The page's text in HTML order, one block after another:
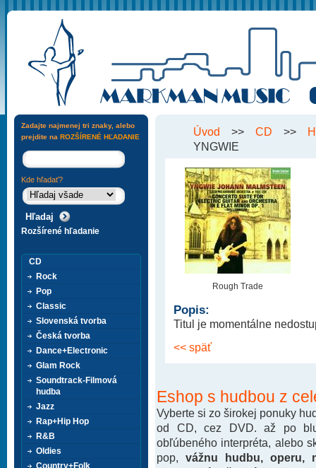
Úvod >> CD >>
YNGWIE
Rough Trade
Popis:
Titul je momentálne
<< späť
Eshop s hudbou z
Vyberte si zo širokej ponuky
od CD, cez DVD. až po
obľúbeného interpréta, alebo
pop, vážnu hudbu, operu,
Zadajte najmenej tri znaky, alebo
prejdite na ROZŠÍRENÉ HĽADANIE
Kde hľadať?
Rozšírené hľadanie
CD
Rock
Pop
Classic
Slovenská tvorba
Česká tvorba
Dance+Electronic
Glam Rock
Soundtrack-Filmová
hudba
Jazz
Rap+Hip Hop
R&B
Oldies
Country+Folk